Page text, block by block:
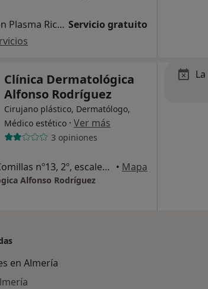
Infiltraciones con Plasma Rico en Plaquetas (PRP) Servicio gratuito
Clínica Dermatológica
Alfonso Rodríguez
Cirujano plástico, Dermatólogo,
Médico estético · Ver más
3 opiniones
c/ Marqués de Comillas nº13, 2º, escalera izquierda, Almería • Mapa
Alfonso Rodríguez
en Almería